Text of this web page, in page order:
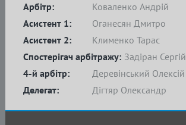
Арбітр:
Коваленко Андрій
Асистент 1:
Оганесян Дмитро
Асистент 2:
Клименко Тарас
4-й арбітр:
Деревінський Олексій
Делегат:
Дігтяр Олександр
Спостерігач арбітражу: Задіран Сергій